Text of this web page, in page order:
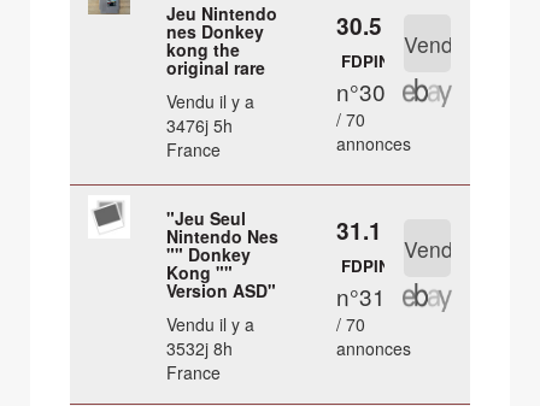
Jeu Nintendo
nes Donkey
kong the
original rare
Vendu il y a
3476j 5h
France
30.5 €
FDPIN
n°30
/ 70
annonces
"Jeu Seul
Nintendo Nes
"" Donkey
Kong ""
Version ASD"
Vendu il y a
3532j 8h
France
31.1 €
FDPIN
n°31
/ 70
annonces